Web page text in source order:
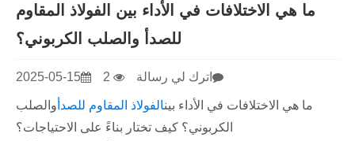
ما هي الاختلافات في الأداء بين الفولاذ المقاوم
للصدأ والصلب الكربوني؟
2025-05-15 اترك لي رسالة
ما هي الاختلافات في الأداء بينالفولاذ المقاوم للصدأ والصلب
الكربوني؟ كيف تختار بناءً على الاحتياجات؟